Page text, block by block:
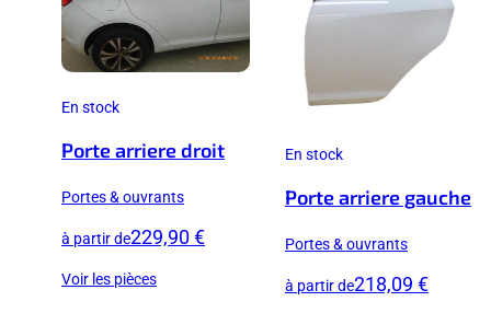
En stock
Porte arriere droit
Portes & ouvrants
à partir de229,90 €
Voir les pièces
En stock
Porte arriere gauche
Portes & ouvrants
à partir de218,09 €